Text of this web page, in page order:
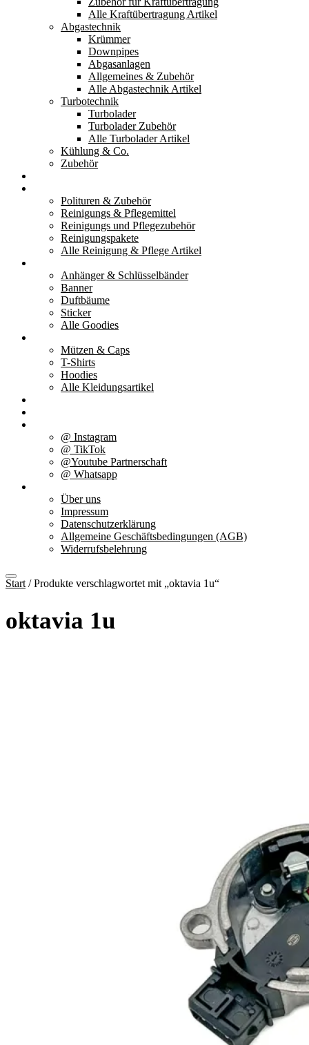
Alle Kraftübertragung Artikel
Abgastechnik
Krümmer
Downpipes
Abgasanlagen
Allgemeines & Zubehör
Alle Abgastechnik Artikel
Turbotechnik
Turbolader
Turbolader Zubehör
Alle Turbolader Artikel
Kühlung & Co.
Zubehör
Polituren & Zubehör
Reinigungs & Pflegemittel
Reinigungs und Pflegezubehör
Reinigungspakete
Alle Reinigung & Pflege Artikel
Anhänger & Schlüsselbänder
Banner
Duftbäume
Sticker
Alle Goodies
Mützen & Caps
T-Shirts
Hoodies
Alle Kleidungsartikel
@ Instagram
@ TikTok
@Youtube Partnerschaft
@ Whatsapp
Über uns
Impressum
Datenschutzerklärung
Allgemeine Geschäftsbedingungen (AGB)
Widerrufsbelehrung
Start / Produkte verschlagwortet mit „oktavia 1u“
oktavia 1u